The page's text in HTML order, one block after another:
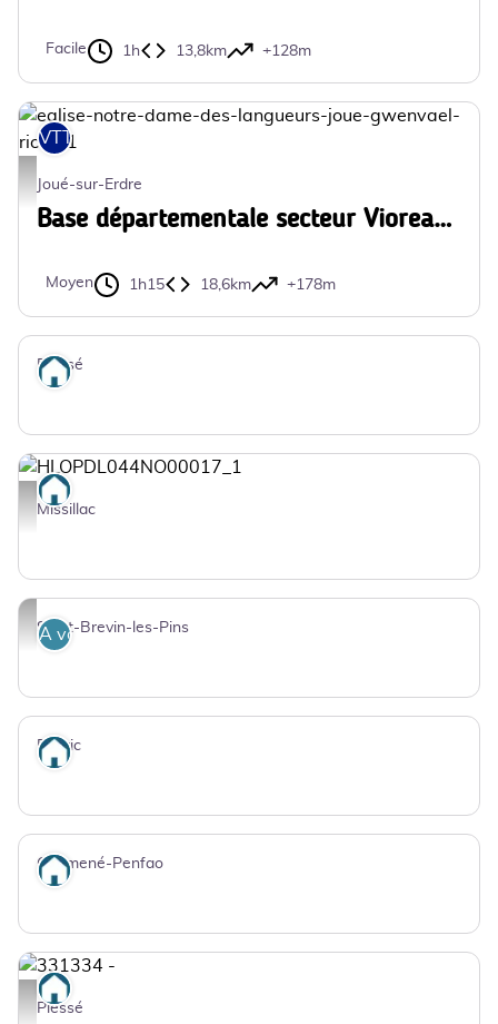
Facile 1h 13,8km +128m
eglise-notre-dame-des-langueurs-joue-gwenvael-riche-1 - ©gwenvael-
VTT
Joué-sur-Erdre
Base départementale secteur Vioreau - N°2 - Notre Dame des Langueurs
Moyen 1h15 18,6km +178m
Où dormir
Plessé
HLOPDL044NO00017_1 - Clévacances Loire-atlantique
Missillac
DR
A voir
Saint-Brevin-les-Pins
Où dormir
Pierric
Où dormir
Guémené-Penfao
331334 - - Clévacances France
Plessé